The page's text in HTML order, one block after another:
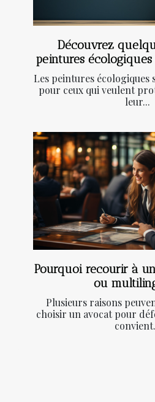
Découvrez
peintures
Les peintures
pour ceux qui veulent
leur...
Pourquoi recourir à
ou
Plusieurs raisons
choisir un avocat pour